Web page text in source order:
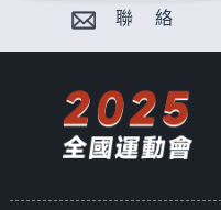
聯 絡